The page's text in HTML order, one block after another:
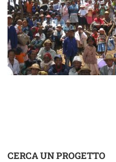
CERCA UN PROGETTO